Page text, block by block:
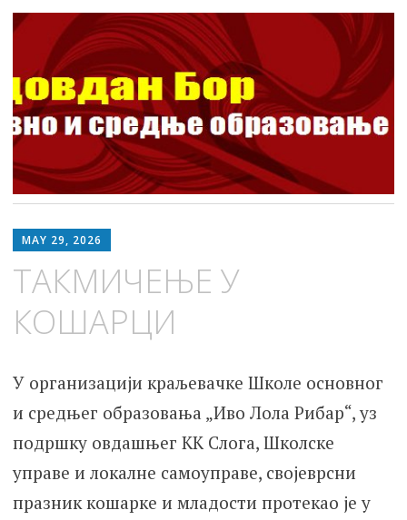
ШОСО Видовдан Бор
Школа за основно и средње образовање
to
MAY 29, 2026
ТАКМИЧЕЊЕ У
КОШАРЦИ
У организацији краљевачке Школе основног
и средњег образовања „Иво Лола Рибар“, уз
подршку овдашњег KK Слога, Школске
управе и локалне самоуправе, својеврсни
празник кошарке и младости протекао је у